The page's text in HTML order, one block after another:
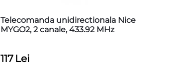
Telecomanda unidirectionala Nice
MYGO2, 2 canale, 433.92 MHz
117 Lei